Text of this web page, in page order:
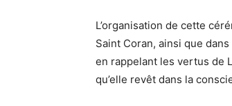
L’organisation de cette
Saint Coran, ainsi que
en rappelant les vertus de
qu’elle revêt dans la